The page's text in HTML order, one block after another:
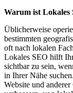
Warum ist
Üblicherweise
bestimmten
oft nach lokalen
Lokales SEO hilft
sichtbar zu sein,
in Ihrer Nähe
Website und